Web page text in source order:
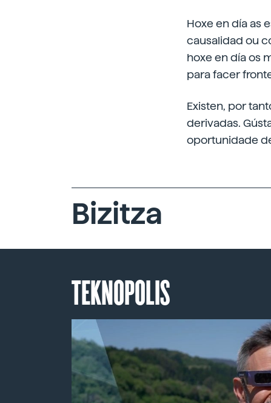
Hoxe en día as
causalidad ou
hoxe en día os
para facer
Existen, por
derivadas.
oportunidade
Bizitza
TEKNOPOLIS